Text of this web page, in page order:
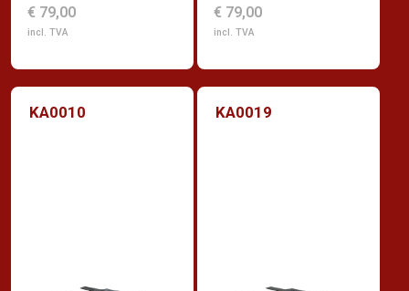
€ 79,00
incl. TVA
€ 79,00
incl. TVA
KA0010 KA0019